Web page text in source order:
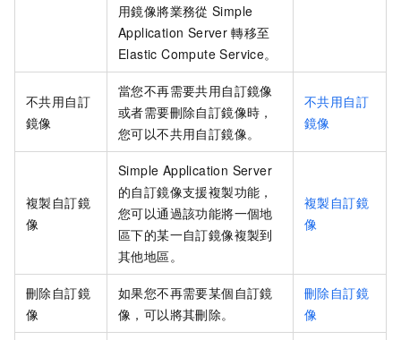
用鏡像將業務從 Simple
Application Server 轉移至
Elastic Compute Service。
不共用自訂
鏡像
當您不再需要共用自訂鏡像
或者需要刪除自訂鏡像時，
您可以不共用自訂鏡像。
不共用自訂
鏡像
複製自訂鏡
像
Simple Application Server
的自訂鏡像支援複製功能，
您可以通過該功能將一個地
區下的某一自訂鏡像複製到
其他地區。
複製自訂鏡
像
刪除自訂鏡
像
如果您不再需要某個自訂鏡
像，可以將其刪除。
刪除自訂鏡
像